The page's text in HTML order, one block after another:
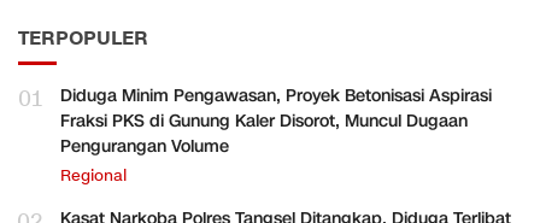
TERPOPULER
01
Diduga Minim Pengawasan, Proyek Betonisasi Aspirasi
Fraksi PKS di Gunung Kaler Disorot, Muncul Dugaan
Pengurangan Volume
Regional